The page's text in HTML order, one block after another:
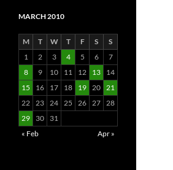
MARCH 2010
M T W T F S
S
1
2 3 4 5 6
7
8
9 10 11 12 13
14
15
16 17 18 19 20 21
22 23 24 25 26 27 28
29
30
31
« Feb
Apr »